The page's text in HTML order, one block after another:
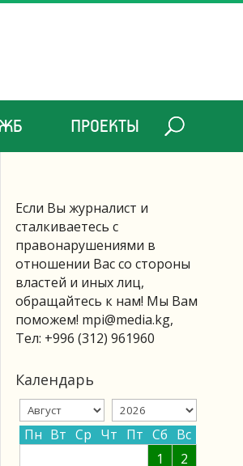
ПРОЕКТЫ
Если Вы журналист и
сталкиваетесь с
правонарушениями в
отношении Вас со стороны
властей и иных лиц,
обращайтесь к нам! Мы Вам
поможем! mpi@media.kg,
Тел: +996 (312) 961960
Календарь
Пн Вт Ср Чт Пт Сб Вс
1
2